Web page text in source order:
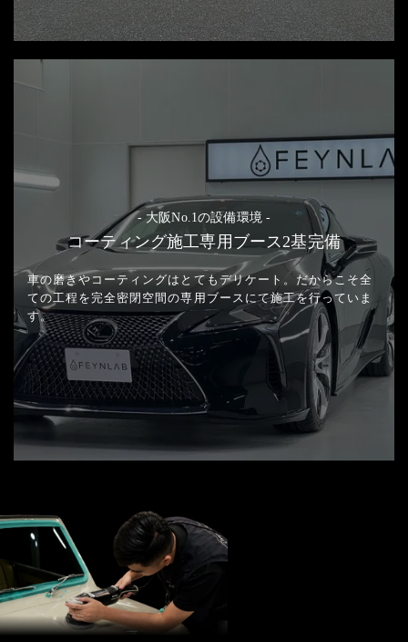
- 大阪No.1の設備環境 -
コーティング施工専用ブース2基完備
車の磨きやコーティングはとてもデリケート。 だからこそ全
ての工程を完全密閉空間の専用ブースにて施工を行っていま
す。